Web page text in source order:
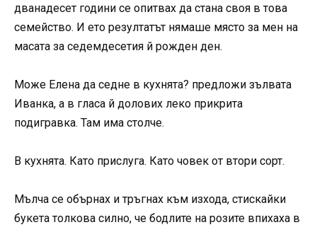
дванадесет години се опитвах да стана своя в това
семейство. И ето резултатът нямаше място за мен на
масата за седемдесетия й рожден ден.
Може Елена да седне в кухнята? предложи зълвата
Иванка, а в гласа й долових леко прикрита
подигравка. Там има столче.
В кухнята. Като прислуга. Като човек от втори сорт.
Мълча се обърнах и тръгнах към изхода, стискайки
букета толкова силно, че бодлите на розите впихаха в